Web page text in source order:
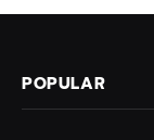
POPULAR